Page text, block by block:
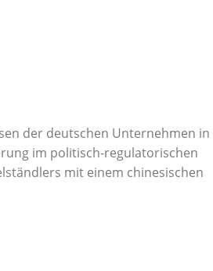
der deutschen Unternehmen in
im politisch-regulatorischen
mit einem chinesischen